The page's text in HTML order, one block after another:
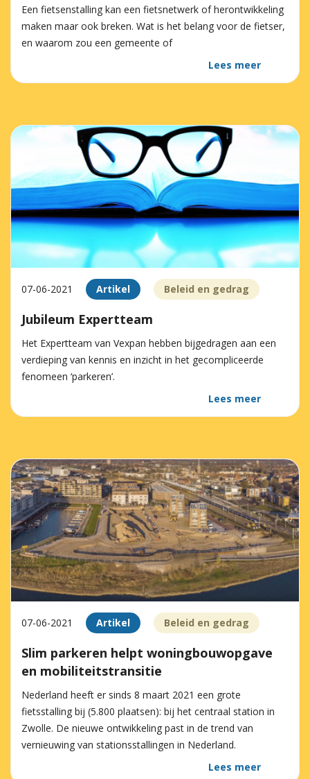
Een fietsenstalling kan een fietsnetwerk of herontwikkeling
maken maar ook breken. Wat is het belang voor de fietser,
en waarom zou een gemeente of
Lees meer
07-06-2021 Artikel Beleid en gedrag
Jubileum Expertteam
Het Expertteam van Vexpan hebben bijgedragen aan een
verdieping van kennis en inzicht in het gecompliceerde
fenomeen ‘parkeren’.
Lees meer
07-06-2021 Artikel Beleid en gedrag
Slim parkeren helpt woningbouwopgave
en mobiliteitstransitie
Nederland heeft er sinds 8 maart 2021 een grote
fietsstalling bij (5.800 plaatsen): bij het centraal station in
Zwolle. De nieuwe ontwikkeling past in de trend van
vernieuwing van stationsstallingen in Nederland.
Lees meer